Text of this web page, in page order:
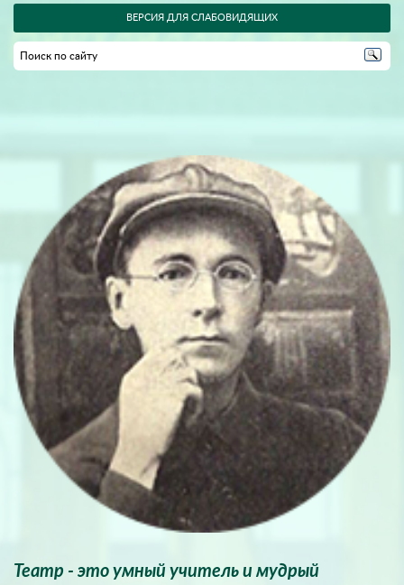
ВЕРСИЯ ДЛЯ СЛАБОВИДЯЩИХ
Театр - это умный учитель и мудрый